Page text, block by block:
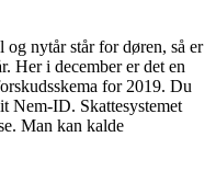
nytår står for døren, så er
Her i december er det en
for 2019. Du
Nem-ID. Skattesystemet
Man kan kalde